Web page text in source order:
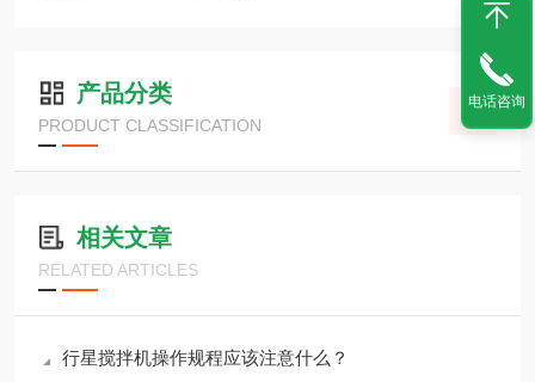
产品分类
PRODUCT CLASSIFICATION
相关文章
RELATED ARTICLES
行星搅拌机操作规程应该注意什么？
电话咨询